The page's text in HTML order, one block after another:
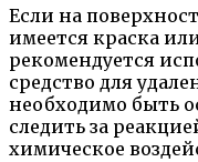
Если на
имеется краска
рекомендуется
средство для
необходимо быть
следить за
химическое